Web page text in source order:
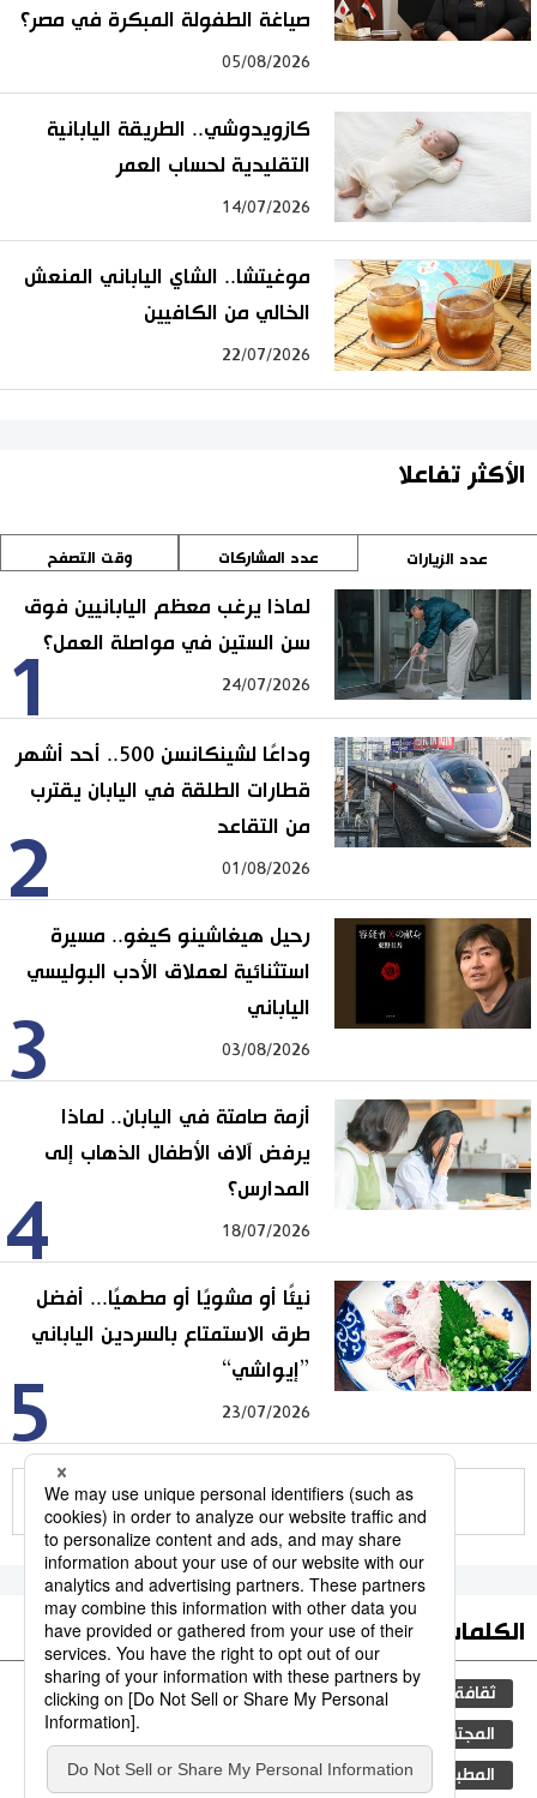
صياغة الطفولة المبكرة في مصر؟
05/08/2026
كازويدوشي.. الطريقة اليابانية
التقليدية لحساب العمر
14/07/2026
موغيتشا.. الشاي الياباني المنعش
الخالي من الكافيين
22/07/2026
الأكثر تفاعلا
عدد الزيارات عدد المشاركات وقت التصفح
1
لماذا يرغب معظم اليابانيين فوق
سن الستين في مواصلة العمل؟
24/07/2026
2
وداعًا لشينكانسن 500.. أحد أشهر
قطارات الطلقة في اليابان يقترب
من التقاعد
01/08/2026
3
رحيل هيغاشينو كيغو.. مسيرة
استثنائية لعملاق الأدب البوليسي
الياباني
03/08/2026
4
أزمة صامتة في اليابان.. لماذا
يرفض آلاف الأطفال الذهاب إلى
المدارس؟
18/07/2026
5
نيئًا أو مشويًا أو مطهيًا... أفضل
طرق الاستمتاع بالسردين الياباني
”إيواشي“
23/07/2026
للمزيد
الكلمات الأكثر بحثا
ثقافة جيجي برس اليابان مجتمع
المجتمع الياباني
المطبخ الياباني تكنولوجيا سياسة